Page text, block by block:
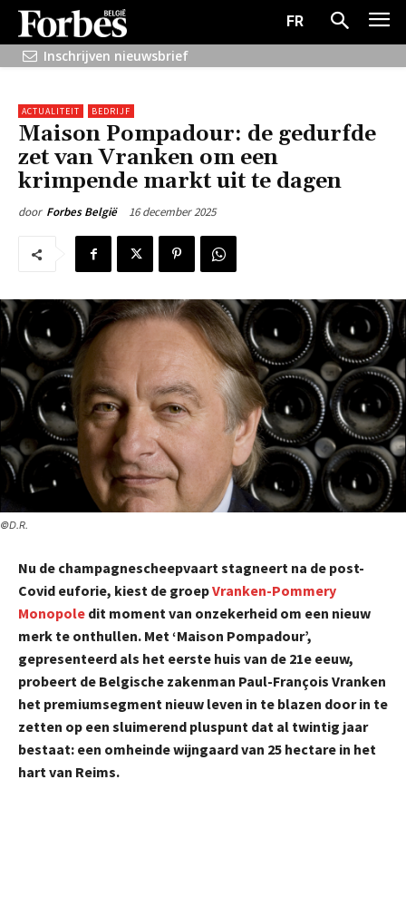
FR
Inschrijven nieuwsbrief
ACTUALITEIT BEDRIJF
Maison Pompadour: de gedurfde
zet van Vranken om een
krimpende markt uit te dagen
door Forbes België 16 december 2025
©D.R.
Nu de champagnescheepvaart stagneert na de post-
Covid euforie, kiest de groepVranken-Pommery
Monopole dit moment van onzekerheid om een nieuw
merk te onthullen. Met ‘Maison Pompadour’,
gepresenteerd als het eerste huis van de 21e eeuw,
probeert de Belgische zakenman Paul-François Vranken
het premiumsegment nieuw leven in te blazen door in te
zetten op een sluimerend pluspunt dat al twintig jaar
bestaat: een omheinde wijngaard van 25 hectare in het
hart van Reims.